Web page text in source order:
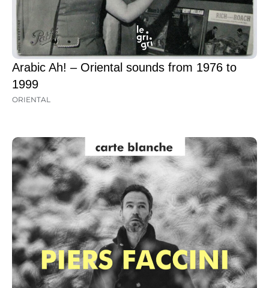
Arabic Ah! – Oriental sounds from 1976 to
1999
ORIENTAL